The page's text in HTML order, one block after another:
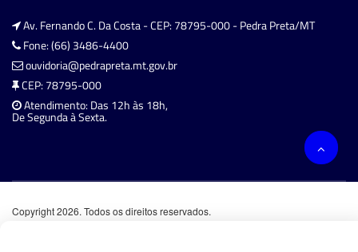
Av. Fernando C. Da Costa - CEP: 78795-000 - Pedra Preta/MT
Fone: (66) 3486-4400
ouvidoria@pedrapreta.mt.gov.br
CEP: 78795-000
Atendimento: Das 12h às 18h,
De Segunda à Sexta.
Copyright 2026. Todos os direitos reservados.